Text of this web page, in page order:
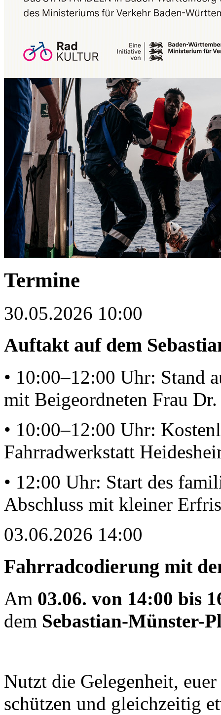
Termine
30.05.2026 10:00
Auftakt auf dem
• 10:00–12:00 Uhr: Stand
mit Beigeordneten Frau
• 10:00–12:00 Uhr:
Fahrradwerkstatt
• 12:00 Uhr: Start des
Abschluss mit kleiner
03.06.2026 14:00
Fahrradcodierung mit
Am 03.06. von 14:00 bis
dem Sebastian-Münster-
Nutzt die Gelegenheit,
schützen und gleichzeitig